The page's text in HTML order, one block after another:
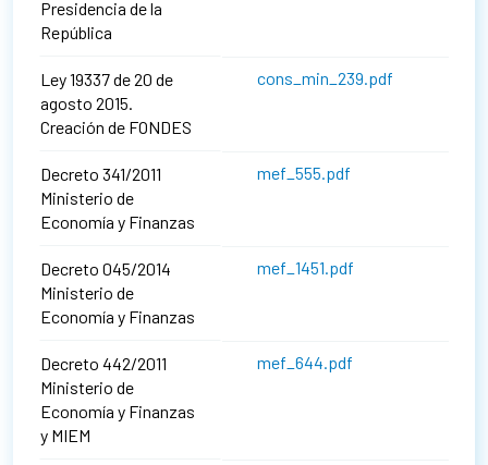
Presidencia de la
República
Ley 19337 de 20 de
agosto 2015.
Creación de FONDES
cons_min_239.pdf
Decreto 341/2011
Ministerio de
Economía y Finanzas
mef_555.pdf
Decreto 045/2014
Ministerio de
Economía y Finanzas
mef_1451.pdf
Decreto 442/2011
Ministerio de
Economía y Finanzas
y MIEM
mef_644.pdf